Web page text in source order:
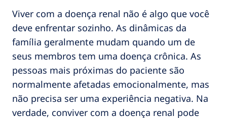
Viver com a doença renal não é algo que você
deve enfrentar sozinho. As dinâmicas da
família geralmente mudam quando um de
seus membros tem uma doença crônica. As
pessoas mais próximas do paciente são
normalmente afetadas emocionalmente, mas
não precisa ser uma experiência negativa. Na
verdade, conviver com a doença renal pode